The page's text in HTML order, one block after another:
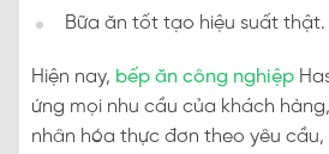
Bữa ăn tốt tạo hiệu suất thật.
Hiện nay, bếp ăn công nghiệp
ứng mọi nhu cầu của khách
nhân hóa thực đơn theo yêu